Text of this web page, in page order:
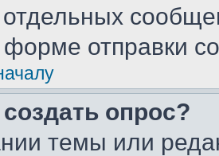
отдельных
форме отправки
опрос?
темы или